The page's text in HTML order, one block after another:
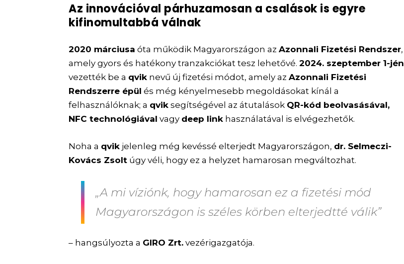
Az innovációval párhuzamosan a csalások is egyre
kifinomultabbá válnak
2020 márciusa óta működik Magyarországon azAzonnali Fizetési Rendszer,
amely gyors és hatékony tranzakciókat tesz lehetővé.2024. szeptember 1-jén
vezették be a qvik nevű új fizetési módot, amely azAzonnali Fizetési
Rendszerre épül és még kényelmesebb megoldásokat kínál a
felhasználóknak; a qvik segítségével az átutalások QR-kód beolvasásával,
NFC technológiával vagy deep link használatával is elvégezhetők.
Noha a qvik jelenleg még kevéssé elterjedt Magyarországon, dr. Selmeczi-
Kovács Zsolt úgy véli, hogy ez a helyzet hamarosan megváltozhat.
„A mi víziónk, hogy hamarosan ez a fizetési mód
Magyarországon is széles körben elterjedtté válik”
– hangsúlyozta a GIRO Zrt. vezérigazgatója.